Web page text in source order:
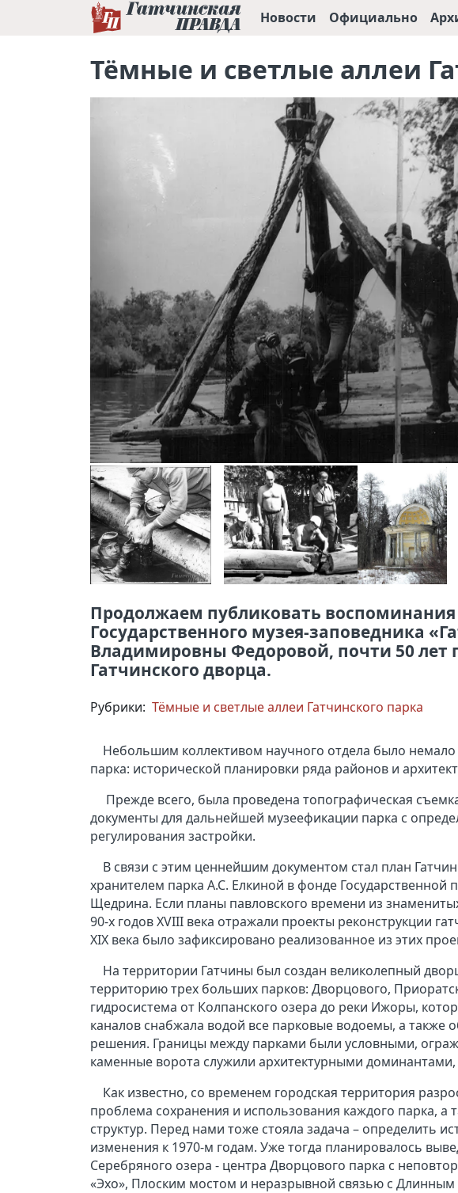
Новости Официально
Тёмные и светлые аллеи
Продолжаем публиковать воспоминания
Государственного музея-заповедника
Владимировны Федоровой, почти 50
Гатчинского дворца.
Рубрики: Тёмные и светлые аллеи Гатчинского парка
Небольшим коллективом научного отдела было
парка: исторической планировки ряда районов и
Прежде всего, была проведена топографическая
документы для дальнейшей музеефикации парка с
регулирования застройки.
В связи с этим ценнейшим документом стал план
хранителем парка А.С. Елкиной в фонде
Щедрина. Если планы павловского времени из
90-х годов XVIII века отражали проекты реконструкции
XIX века было зафиксировано реализованное из этих
На территории Гатчины был создан великолепный
территорию трех больших парков: Дворцового,
гидросистема от Колпанского озера до реки Ижоры,
каналов снабжала водой все парковые водоемы, а также
решения. Границы между парками были условными,
каменные ворота служили архитектурными
Как известно, со временем городская территория
проблема сохранения и использования каждого парка, а
структур. Перед нами тоже стояла задача – определить
изменения к 1970-м годам. Уже тогда планировалось
Серебряного озера - центра Дворцового парка с
«Эхо», Плоским мостом и неразрывной связью с Длинным